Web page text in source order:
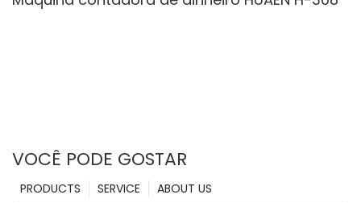
VOCÊ PODE GOSTAR
ABOUT US
SERVICE
PRODUCTS